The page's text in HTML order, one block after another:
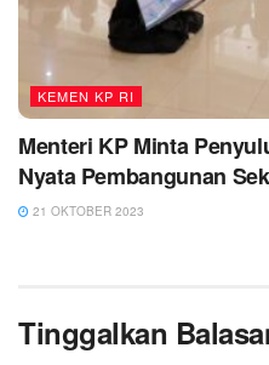
KEMEN KP RI
Menteri KP Minta
Nyata Pembangunan
21 OKTOBER 2023
Tinggalkan